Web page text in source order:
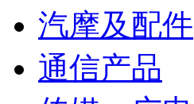
汽摩及配件
通信产品